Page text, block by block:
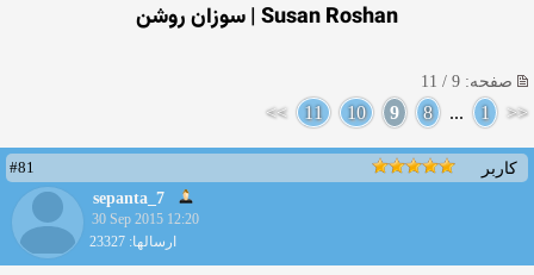
Susan Roshan | سوزان روشن
صفحه: 9 / 11
<<
1
...
8
9
10
11
>>
کاربر
#81
sepanta_7
30 Sep 2015 12:20
ارسالها: 23327